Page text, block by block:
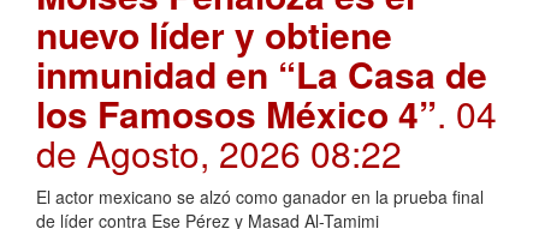
nuevo líder y obtiene
inmunidad en “La Casa de
los Famosos México 4”. 04
de Agosto, 2026 08:22
El actor mexicano se alzó como ganador en la prueba final
de líder contra Ese Pérez y Masad Al-Tamimi